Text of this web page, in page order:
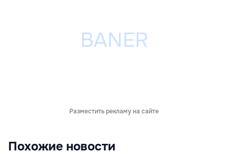
Разместить рекламу на сайте
Похожие новости